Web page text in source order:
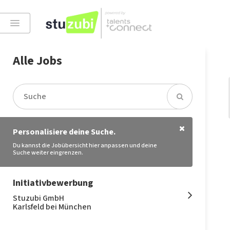
Alle Jobs
Personalisiere deine Suche.
Du kannst die Jobübersicht hier anpassen und deine
Suche weiter eingrenzen.
Initiativbewerbung
Stuzubi GmbH
Karlsfeld bei München